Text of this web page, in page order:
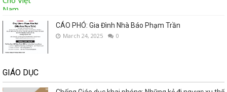
CÁO PHÓ: Gia Đình Nhà Báo Phạm Trần
March 24, 2025 0
GIÁO DỤC